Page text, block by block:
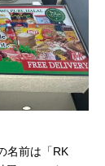
名前は「RK